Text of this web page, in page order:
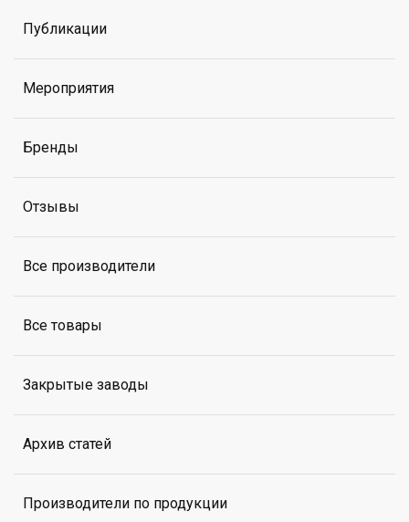
Публикации
Мероприятия
Бренды
Отзывы
Все производители
Все товары
Закрытые заводы
Архив статей
Производители по продукции